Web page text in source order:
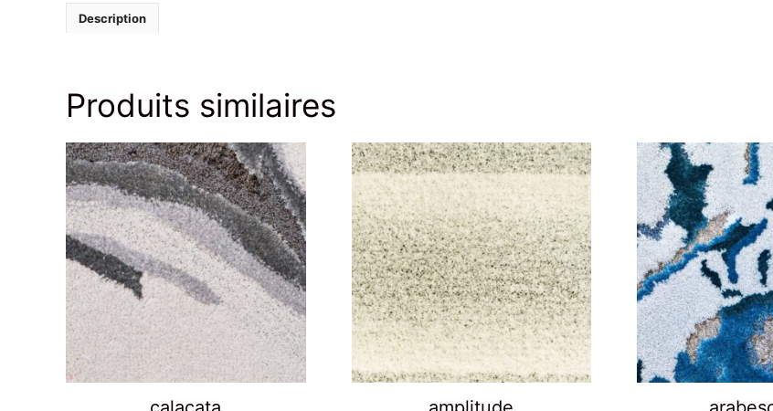
Description
Produits similaires